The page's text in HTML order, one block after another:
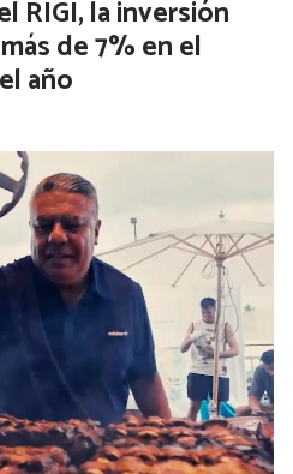
RIGI, la inversión
de 7% en el
año